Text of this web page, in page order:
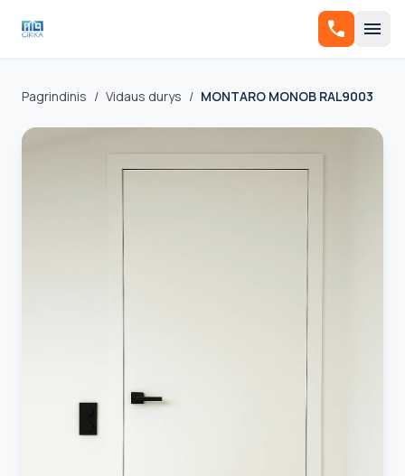
call menu
Pagrindinis / Vidaus durys / MONTARO MONOB RAL9003